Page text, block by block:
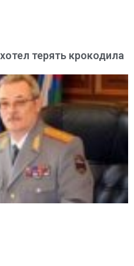
терять крокодила